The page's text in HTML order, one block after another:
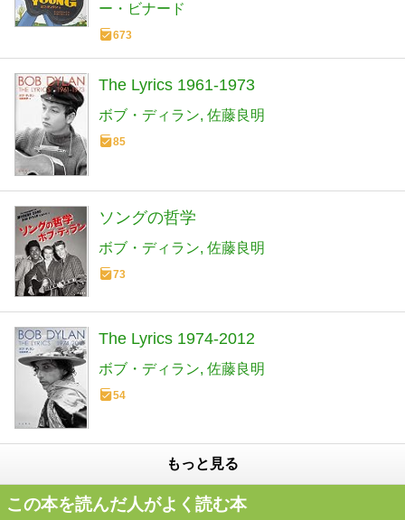
ー・ビナード
673
The Lyrics 1961-1973
ボブ・ディラン 佐藤良明
85
ソングの哲学
ボブ・ディラン 佐藤良明
73
The Lyrics 1974-2012
ボブ・ディラン 佐藤良明
54
もっと見る
この本を読んだ人がよく読む本